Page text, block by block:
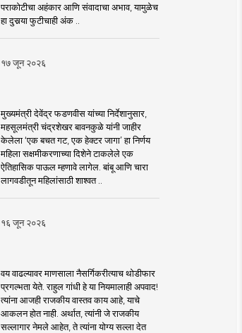
पराकोटीचा अहंकार आणि संवादाचा अभाव, यामुळेच
हा दुसर्‍या फुटीचाही अंक ..
१७ जून २०२६
मुख्यमंत्री देवेंद्र फडणवीस यांच्या निर्देशानुसार,
महसूलमंत्री चंद्रशेखर बावनकुळे यांनी जाहीर
केलेला ‘एक बचत गट, एक हेक्टर जागा’ हा निर्णय
महिला सक्षमीकरणाच्या दिशेने टाकलेले एक
ऐतिहासिक पाऊल म्हणावे लागेल. बांबू आणि चारा
लागवडीतून महिलांसाठी शाश्वत ..
१६ जून २०२६
वय वाढल्यावर माणसाला नैसर्गिकरीत्याच थोडीफार
प्रगल्भता येते. राहुल गांधी हे या नियमालाही अपवाद!
त्यांना आजही राजकीय वास्तव काय आहे, याचे
आकलन होत नाही. अर्थात, त्यांनी जे राजकीय
सल्लागार नेमले आहेत, ते त्यांना योग्य सल्ला देत